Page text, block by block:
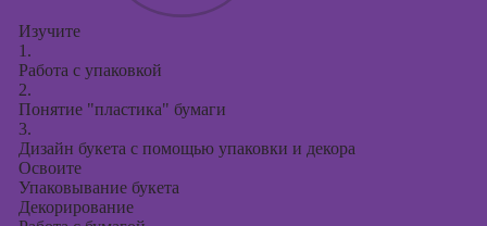
Изучите
1.
Работа с упаковкой
2.
Понятие "пластика" бумаги
3.
Дизайн букета с помощью упаковки и декора
Освоите
Упаковывание букета
Декорирование